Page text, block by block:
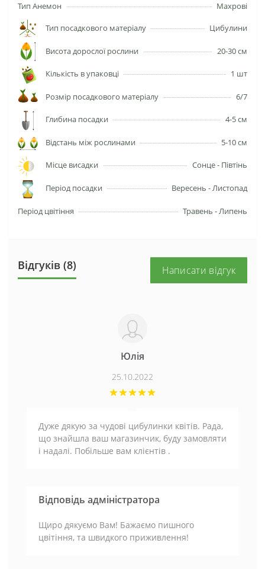
Тип Анемон Махрові
Тип посадкового матеріалу Цибулини
Висота дорослої рослини 20-30 см
Кількість в упаковці 1 шт
Розмір посадкового матеріалу 6/7
Глибина посадки 4-5 см
Відстань між рослинами 5-10 см
Місце висадки Сонце - Півтінь
Період посадки Вересень - Листопад
Період цвітіння Травень - Липень
Відгуків (8) Написати відгук
Юлія
25.10.2022
Дуже дякую за чудові цибулинки квітів. Рада,
що знайшла ваш магазинчик, буду замовляти
і надалі. Побільше вам клієнтів .
Відповідь адміністратора
Щиро дякуємо Вам! Бажаємо пишного
цвітіння, та швидкого приживлення!